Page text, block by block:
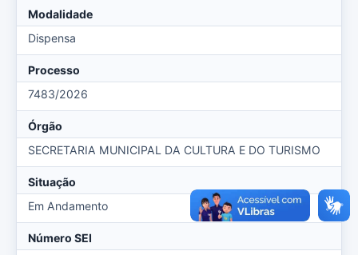
Modalidade
Dispensa
Processo
7483/2026
Órgão
SECRETARIA MUNICIPAL DA CULTURA E DO TURISMO
Situação
Em Andamento
Número SEI